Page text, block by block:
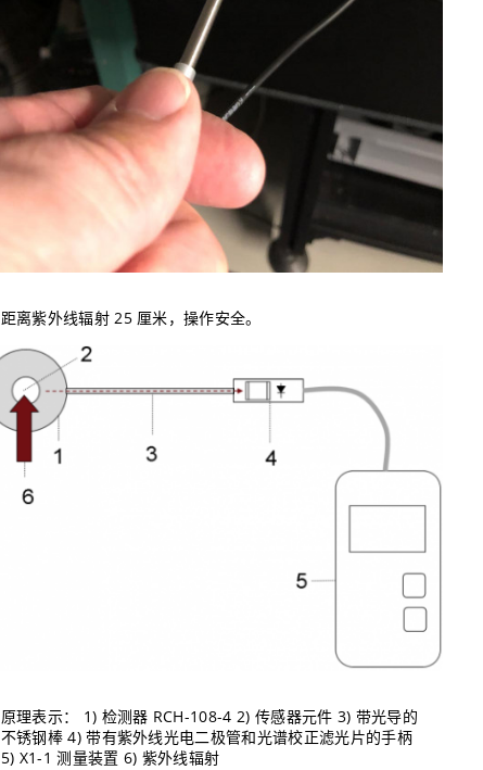
距离紫外线辐射 25 厘米，操作安全。
原理表示： 1) 检测器 RCH-108-4 2) 传感器元件 3) 带光导的
不锈钢棒 4) 带有紫外线光电二极管和光谱校正滤光片的手柄
5) X1-1 测量装置 6) 紫外线辐射